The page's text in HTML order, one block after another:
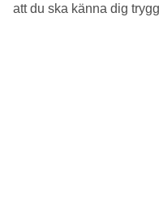
att du ska känna dig